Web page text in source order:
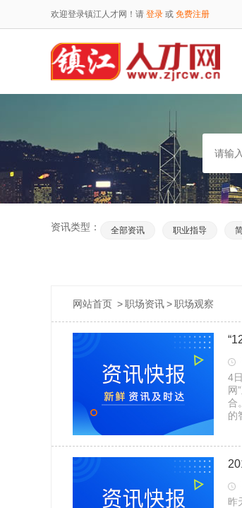
欢迎登录镇江人才网！请 登录 或 免费注册
资讯类型： 全部资讯 职业指导
网站首页 >职场资讯>职场观察
4
网
合
的
昨